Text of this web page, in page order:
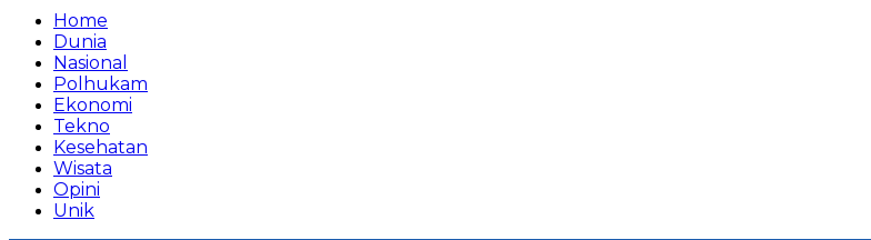
Home
Dunia
Nasional
Polhukam
Ekonomi
Tekno
Kesehatan
Wisata
Opini
Unik